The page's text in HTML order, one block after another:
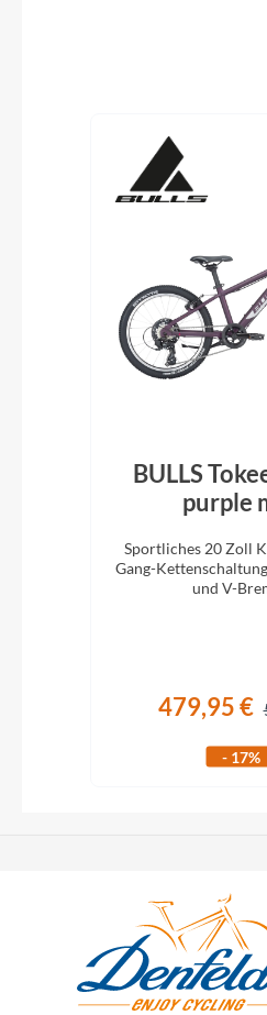
BULLS
purple
Sportliches 20 Zoll
Gang-
und V-
479,95 €
- 17%